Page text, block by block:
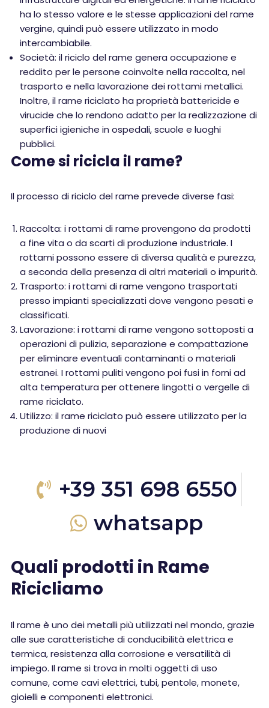
ha lo stesso valore e le stesse applicazioni del rame
vergine, quindi può essere utilizzato in modo
intercambiabile.
Società: il riciclo del rame genera occupazione e
reddito per le persone coinvolte nella raccolta, nel
trasporto e nella lavorazione dei rottami metallici.
Inoltre, il rame riciclato ha proprietà battericide e
virucide che lo rendono adatto per la realizzazione di
superfici igieniche in ospedali, scuole e luoghi
pubblici.
Come si ricicla il rame?
Il processo di riciclo del rame prevede diverse fasi:
Raccolta: i rottami di rame provengono da prodotti
a fine vita o da scarti di produzione industriale. I
rottami possono essere di diversa qualità e purezza,
a seconda della presenza di altri materiali o impurità.
Trasporto: i rottami di rame vengono trasportati
presso impianti specializzati dove vengono pesati e
classificati.
Lavorazione: i rottami di rame vengono sottoposti a
operazioni di pulizia, separazione e compattazione
per eliminare eventuali contaminanti o materiali
estranei. I rottami puliti vengono poi fusi in forni ad
alta temperatura per ottenere lingotti o vergelle di
rame riciclato.
Utilizzo: il rame riciclato può essere utilizzato per la
produzione di nuovi
+39 351 698 6550
whatsapp
Quali prodotti in Rame
Ricicliamo
Il rame è uno dei metalli più utilizzati nel mondo, grazie
alle sue caratteristiche di conducibilità elettrica e
termica, resistenza alla corrosione e versatilità di
impiego. Il rame si trova in molti oggetti di uso
comune, come cavi elettrici, tubi, pentole, monete,
gioielli e componenti elettronici.